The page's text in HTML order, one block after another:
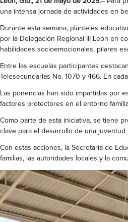
una intensa jornada de actividades en
Durante esta semana, planteles
por la Delegación Regional III León en
habilidades socioemocionales, pilares
Entre las escuelas participantes
Telesecundarias No. 1070 y 466. En
Las ponencias han sido impartidas por
factores protectores en el entorno
Como parte de esta iniciativa, se tiene
clave para el desarrollo de una
Con estas acciones, la Secretaría de
familias, las autoridades locales y la